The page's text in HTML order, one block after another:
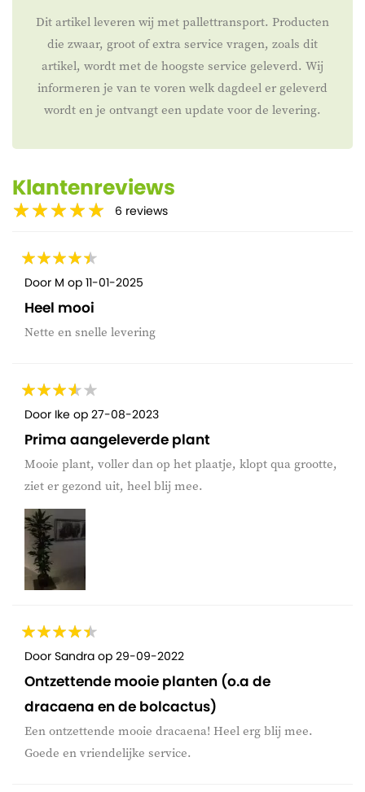
Dit artikel leveren wij met pallettransport. Producten
die zwaar, groot of extra service vragen, zoals dit
artikel, wordt met de hoogste service geleverd. Wij
informeren je van te voren welk dagdeel er geleverd
wordt en je ontvangt een update voor de levering.
Klantenreviews
6 reviews
Door M op 11-01-2025
Heel mooi
Nette en snelle levering
Door Ike op 27-08-2023
Prima aangeleverde plant
Mooie plant, voller dan op het plaatje, klopt qua grootte,
ziet er gezond uit, heel blij mee.
Door Sandra op 29-09-2022
Ontzettende mooie planten (o.a de
dracaena en de bolcactus)
Een ontzettende mooie dracaena! Heel erg blij mee.
Goede en vriendelijke service.